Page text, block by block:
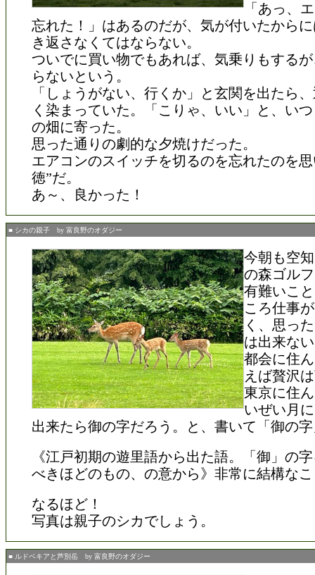
「あっ、
忘れた！」はあるのだが、気が付いたから
き返さなくてはならない。
ついでに買い物でもあれば、気乗りもする
らないという。
「しょうがない、行くか」と玄関を出たら
く染まっていた。「こりゃ、いい」と、い
の畑に寄った。
思った通りの劇的な夕焼けだった。
エアコンのスイッチを切るのを忘れたのを
徳”だ。
あ～、良かった！
■ シカの親子 by 富良野のオダジー
今朝も空
の森ゴル
有難いこ
ころ仕事
く、思っ
は出来な
都会に住
えば贅沢
東京に住
いぜい月
出来たら御の字だろう。と、書いて「御の
《江戸初期の遊里語から出た語。「御」の
べきほどのもの、の意から》非常に結構な
なるほど！
写真は親子のシカでしょう。
■ ルドベキアと芦別岳 by 富良野のオダジー